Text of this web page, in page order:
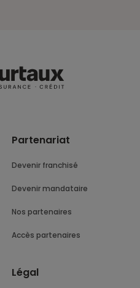
Partenariat
Devenir franchisé
Devenir mandataire
Nos partenaires
Accès partenaires
Légal